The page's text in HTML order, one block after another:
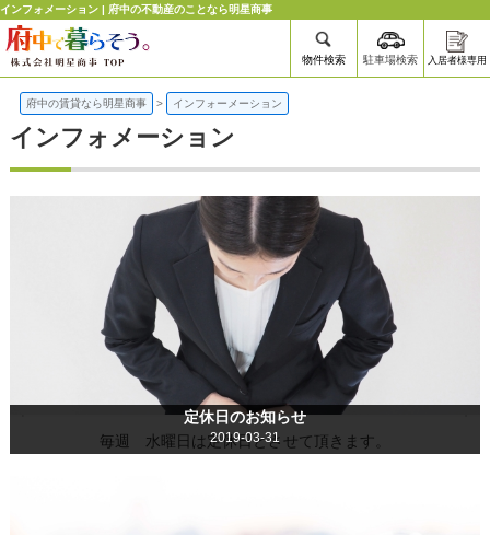
インフォメーション | 府中の不動産のことなら明星商事
物件検索 駐車場検索 入居者様専用
府中の賃貸なら明星商事 > インフォーメーション
インフォメーション
定休日のお知らせ
2019-03-31
毎週 水曜日は定休日とさせて頂きます。